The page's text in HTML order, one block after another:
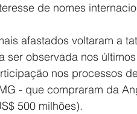
de nomes
afastados voltaram a
ser observada nos
nos processos
- que compraram da
500 milhões).